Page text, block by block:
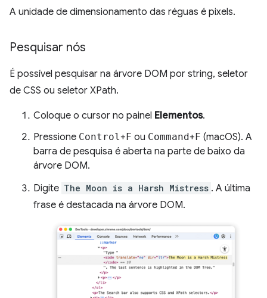
A unidade de dimensionamento das réguas é pixels.
Pesquisar nós
É possível pesquisar na árvore DOM por string, seletor
de CSS ou seletor XPath.
Coloque o cursor no painel Elementos.
Pressione Control+ F ou Command+ F (macOS). A
barra de pesquisa é aberta na parte de baixo da
árvore DOM.
Digite The Moon is a Harsh Mistress . A última
frase é destacada na árvore DOM.